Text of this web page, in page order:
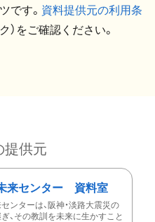
です。 資料提供元の利用条
）をご確認ください。
提供元
来センター 資料室
ンターは、阪神・淡路大震災の
、その教訓を未来に生かすこと